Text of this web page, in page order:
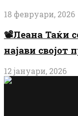
18 февруари, 2026
📽️Леана Таќи
најави својот
12 јануари, 2026